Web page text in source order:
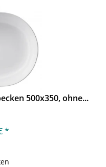
500x350, ohne...
*